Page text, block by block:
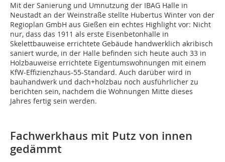
Mit der Sanierung und Umnutzung der IBAG Halle in
Neustadt an der Weinstraße stellte Hubertus Winter von der
Regioplan GmbH aus Gießen ein echtes Highlight vor: Nicht
nur, dass das 1911 als erste Eisenbetonhalle in
Skelettbauweise errichtete Gebäude handwerklich akribisch
saniert wurde, in der Halle befinden sich heute auch 33 in
Holzbauweise errichtete Eigentumswohnungen mit einem
KfW-Effizienzhaus-55-Standard. Auch darüber wird in
bauhandwerk und dach+holzbau noch ausführlicher zu
berichten sein, nachdem die Wohnungen Mitte dieses
Jahres fertig sein werden.
Fachwerkhaus mit Putz von innen
gedämmt